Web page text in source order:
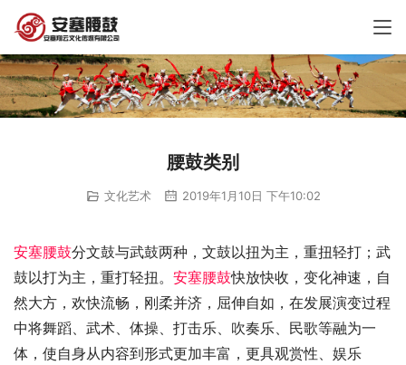
腰鼓类别
文化艺术 2019年1月10日 下午10:02
安塞腰鼓分文鼓与武鼓两种，文鼓以扭为主，重扭轻打；武
鼓以打为主，重打轻扭。 安塞腰鼓快放快收，变化神速，自
然大方，欢快流畅，刚柔并济，屈伸自如，在发展演变过程
中将舞蹈、武术、体操、打击乐、吹奏乐、民歌等融为一
体，使自身从内容到形式更加丰富，更具观赏性、娱乐